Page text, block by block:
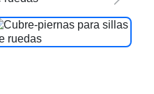
Next